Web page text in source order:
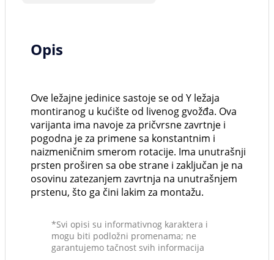
Opis
Ove ležajne jedinice sastoje se od Y ležaja
montiranog u kućište od livenog gvožđa. Ova
varijanta ima navoje za pričvrsne zavrtnje i
pogodna je za primene sa konstantnim i
naizmeničnim smerom rotacije. Ima unutrašnji
prsten proširen sa obe strane i zaključan je na
osovinu zatezanjem zavrtnja na unutrašnjem
prstenu, što ga čini lakim za montažu.
*Svi opisi su informativnog karaktera i
mogu biti podložni promenama; ne
garantujemo tačnost svih informacija